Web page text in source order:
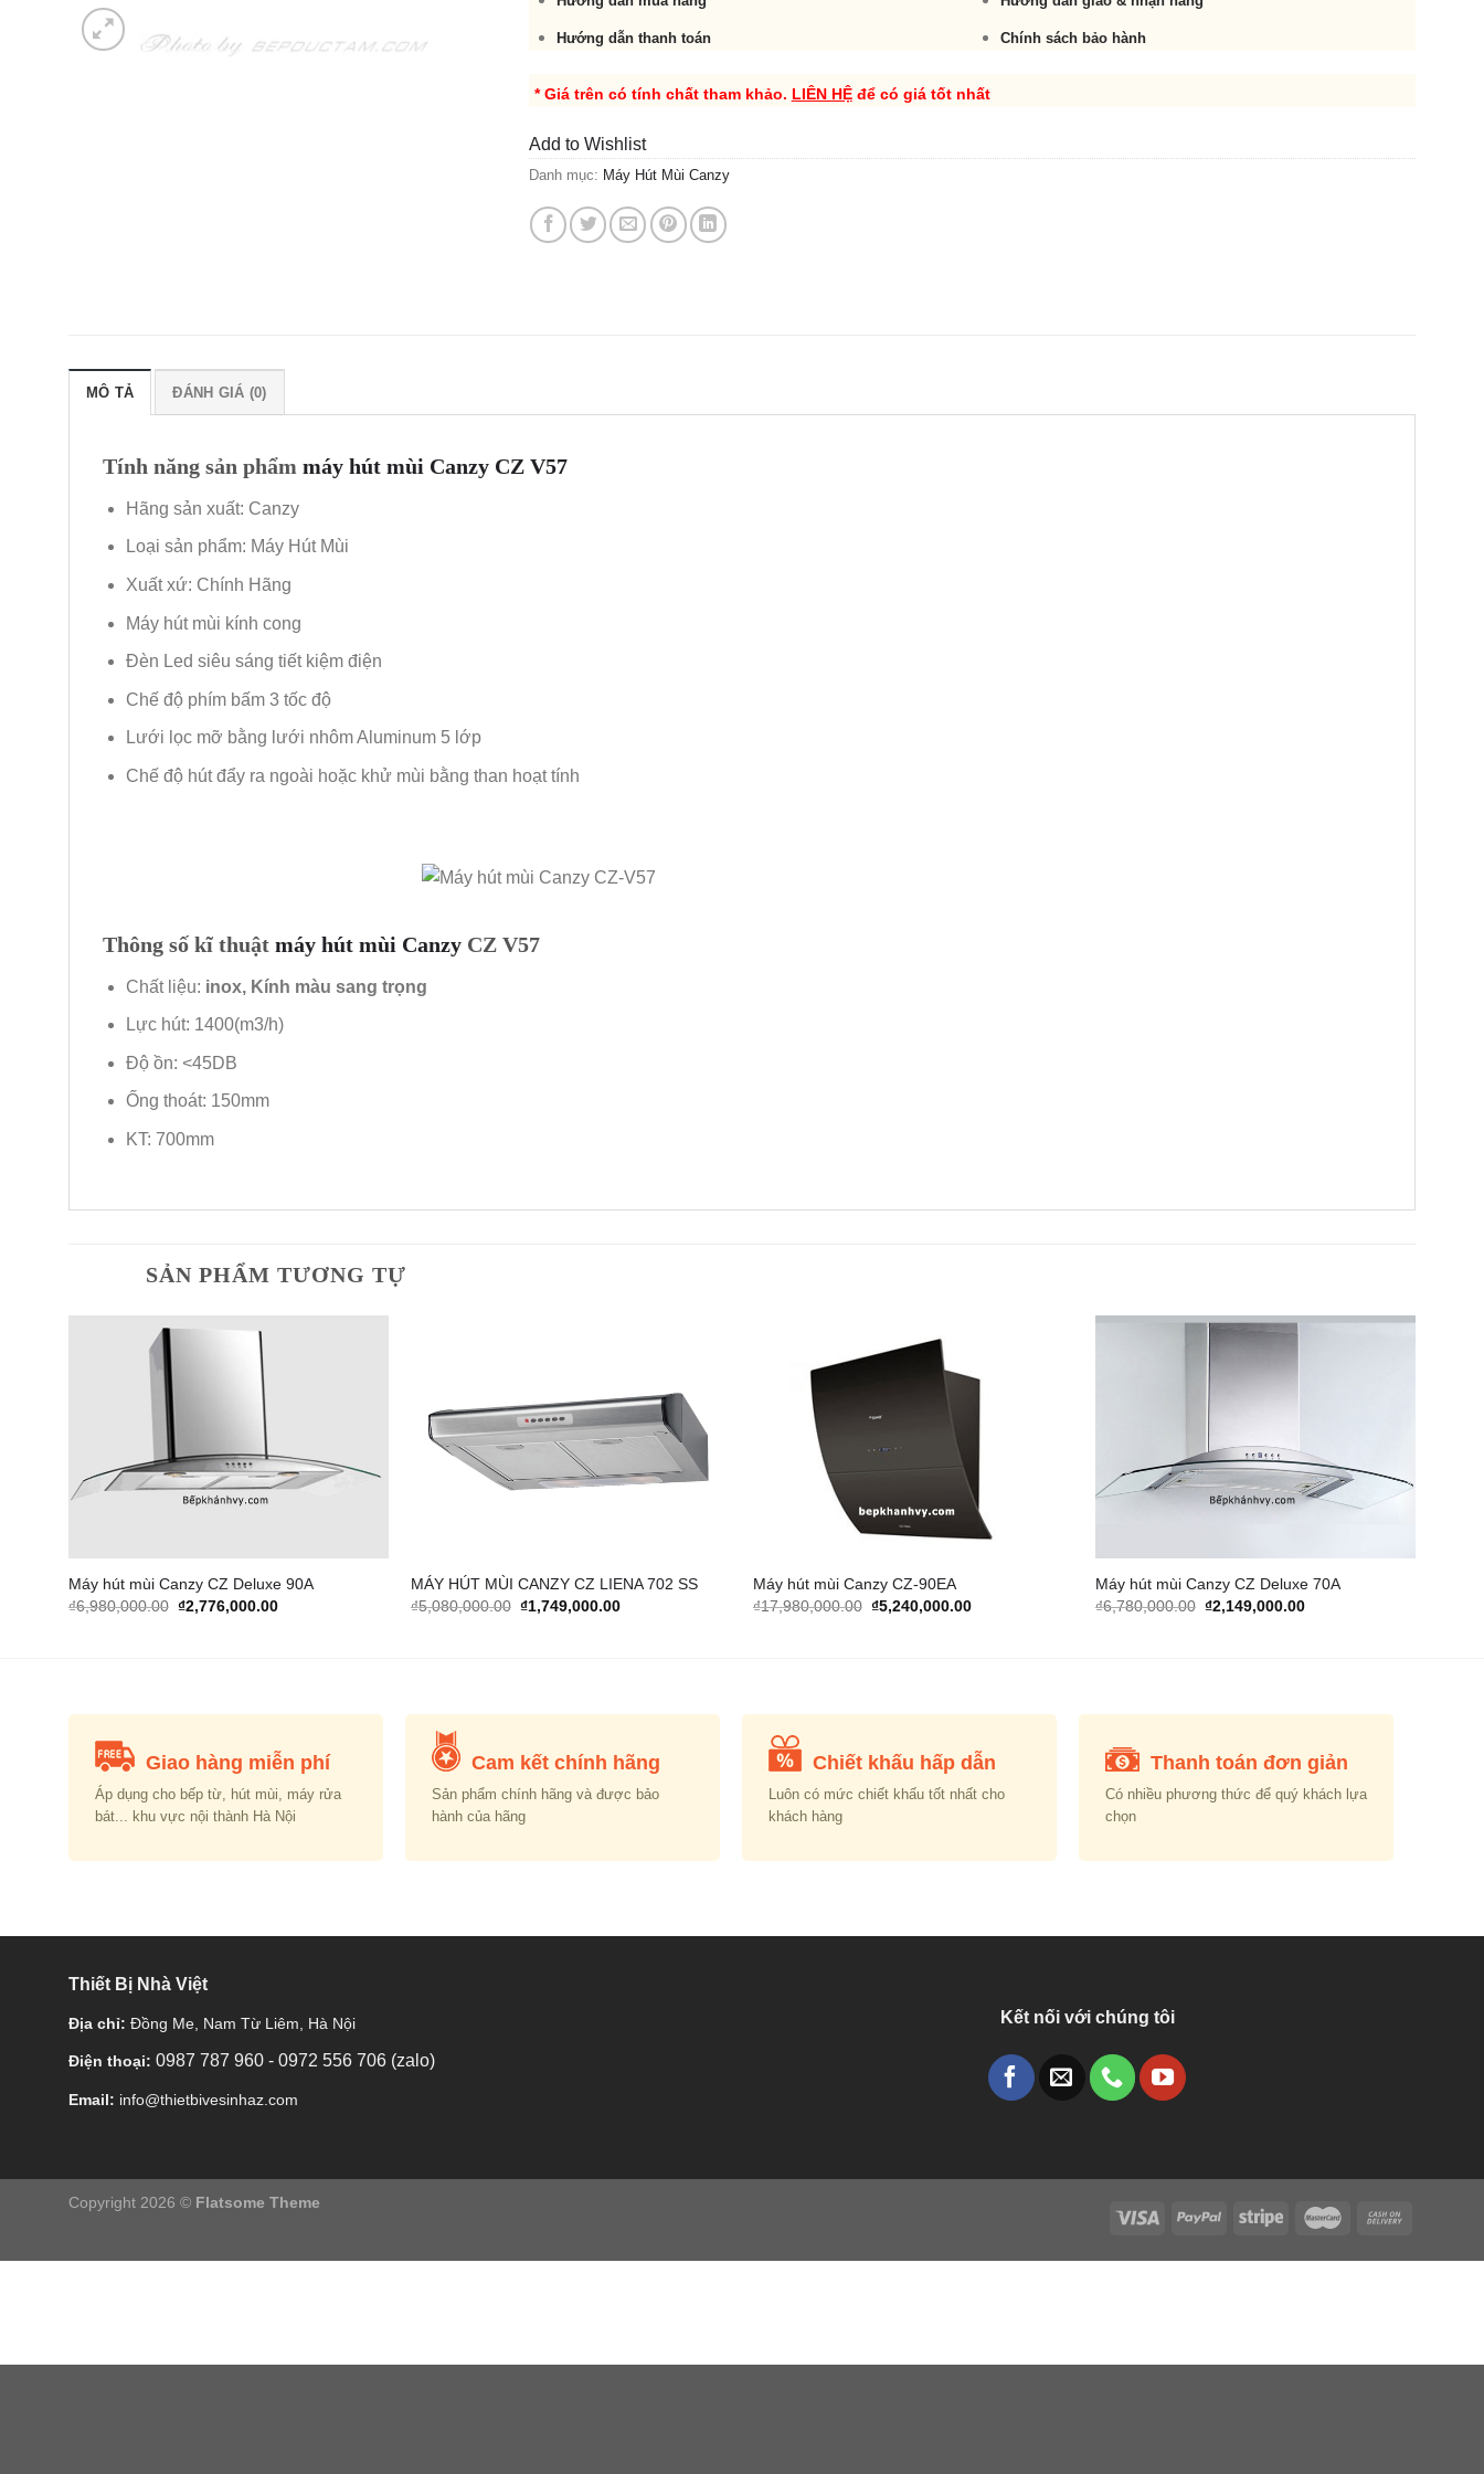
Hướng dẫn thanh toán Chính sách bảo hành
* Giá trên có tính chất tham khảo. LIÊN HỆđể có giá tốt nhất
Add to Wishlist
Danh mục: Máy Hút Mùi Canzy
MÔ TẢ ĐÁNH GIÁ (0)
Tính năng sản phẩm máy hút mùi Canzy CZ V57
Hãng sản xuất: Canzy
Loại sản phẩm: Máy Hút Mùi
Xuất xứ: Chính Hãng
Máy hút mùi kính cong
Đèn Led siêu sáng tiết kiệm điện
Chế độ phím bấm 3 tốc độ
Lưới lọc mỡ bằng lưới nhôm Aluminum 5 lớp
Chế độ hút đẩy ra ngoài hoặc khử mùi bằng than hoạt tính
Thông số kĩ thuật máy hút mùi Canzy CZ V57
Chất liệu: inox, Kính màu sang trọng
Lực hút: 1400(m3/h)
Độ ồn: <45DB
Ống thoát: 150mm
KT: 700mm
SẢN PHẨM TƯƠNG TỰ
Máy hút mùi Canzy CZ Deluxe 90A
₫6,980,000.00 Original
₫2,776,000.00Current
Wishlist
MÁY HÚT MÙI CANZY CZ LIENA 702 SS
₫5,080,000.00 Original
₫1,749,000.00Current
Máy hút mùi Canzy CZ-90EA
₫17,980,000.00 Original
₫5,240,000.00Current
Máy hút mùi Canzy CZ Deluxe 70A
₫6,780,000.00 Original
₫2,149,000.00Current
Giao hàng miễn phí
Áp dụng cho bếp từ, hút mùi, máy rửa
bát... khu vực nội thành Hà Nội
Cam kết chính hãng
Sản phẩm chính hãng và được bảo
hành của hãng
Chiết khấu hấp dẫn
Luôn có mức chiết khấu tốt nhất cho
khách hàng
Thanh toán đơn giản
Có nhiều phương thức để quý khách lựa
chọn
Thiết Bị Nhà Việt
Địa chỉ: Đồng Me, Nam Từ Liêm, Hà Nội
Điện thoại: 0987 787 960 - 0972 556 706 (zalo)
Email: info@thietbivesinhaz.com
Kết nối với chúng tôi
Copyright 2026 © Flatsome Theme